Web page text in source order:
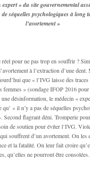
expert » du site gouvernemental
de séquelles psychologiques à long
l’avortement »
pour ne pas trop en souffrir ?
à l’extraction d’une
que « l’IVG laisse des
femmes » (sondage IFOP 2016
désinformation, le médecin «
qu’ « il n’y a pas de séquelles
Second flagrant déni. Tromperie
de soutien pour éviter l’IVG.
souffrent d’un avortement. On les
et la fatalité. On leur fait croire
qu’elles ne pourront être consolées.